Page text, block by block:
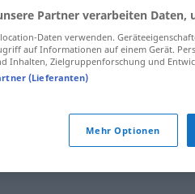
Kennwort
Kennwort
Partner verarbeiten Daten,
Daten verwenden.
auf Informationen auf einem Gerät.
Inhalten, Zielgruppenforschung und
(Lieferanten)
Mehr Optionen